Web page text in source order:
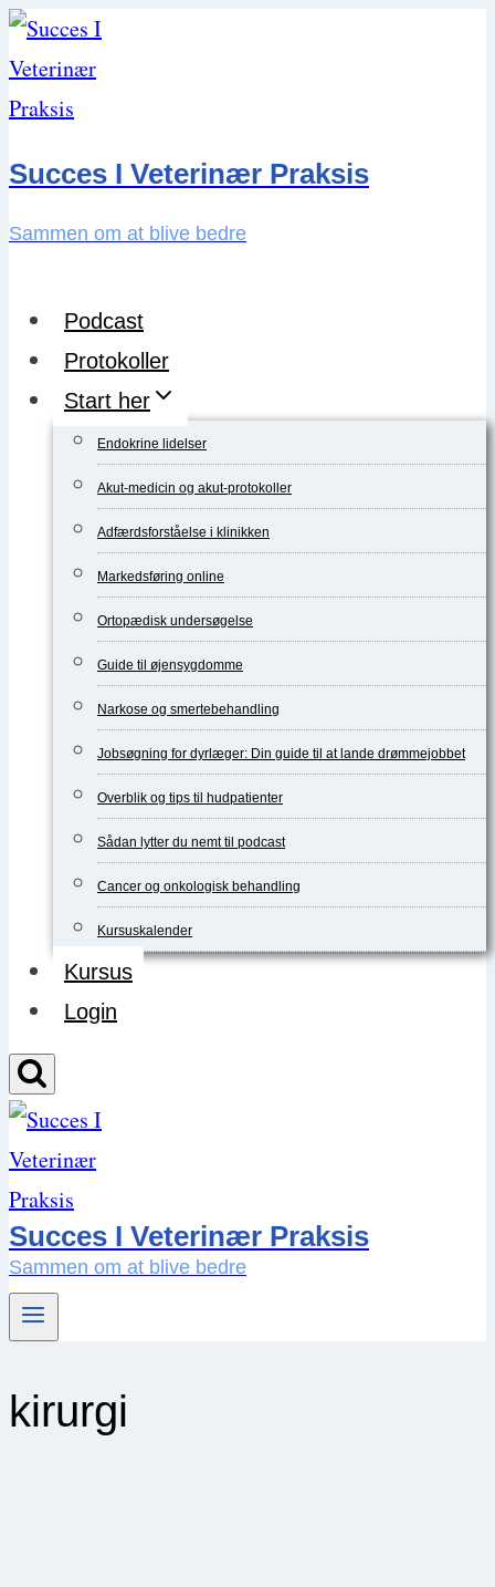
Skip
to
content
Succes I Veterinær Praksis
Sammen om at blive bedre
Podcast
Protokoller
Start her
Endokrine lidelser
Akut-medicin og akut-protokoller
Adfærdsforståelse i klinikken
Markedsføring online
Ortopædisk undersøgelse
Guide til øjensygdomme
Narkose og smertebehandling
Jobsøgning for dyrlæger: Din guide til at lande drømmejobbet
Overblik og tips til hudpatienter
Sådan lytter du nemt til podcast
Cancer og onkologisk behandling
Kursuskalender
Kursus
Login
Succes I Veterinær Praksis
Sammen om at blive bedre
kirurgi